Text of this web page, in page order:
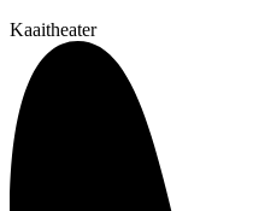
Kaaitheater